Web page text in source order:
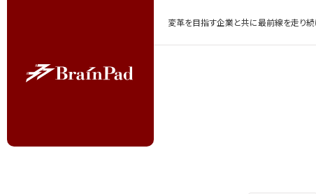
変革を目指す企業と共に最前線を走り続